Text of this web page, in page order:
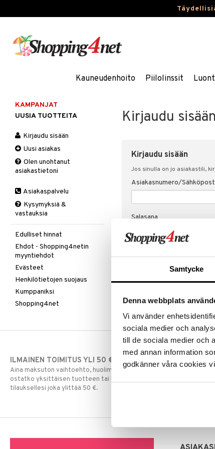
Samtycke
Denna webbplats
Vi använder
sociala medier och
till de sociala medier och
med annan information
godkänner våra cookies
Kauneudenhoito Piilolinssit
Kirjaudu sisään
Kirjaudu sisään
Jos sinulla on jo asiakastili,
Asiakasnumero/
Salasana
KAMPANJAT
UUSIA TUOTTEITA
Kirjaudu sisään
Uusi asiakas
Olen unohtanut
asiakastietoni
Asiakaspalvelu
Kysymyksiä &
vastauksia
Edulliset hinnat
Ehdot - Shopping4netin
myyntiehdot
Evästeet
Henkilötietojen suojaus
Kumppaniksi
Shopping4net
ILMAINEN TOIMITUS YLI 50 €
Aina maksuton vaihtoehto, huolimatta siitä
ostatko yksittäisen tuotteen tai koko
tilauksellesi joka ylittää 50 €.
NOPEAT